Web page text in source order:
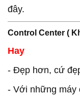
đây.
Control Center (
Hay
- Đẹp hơn, cứ
- Với những máy